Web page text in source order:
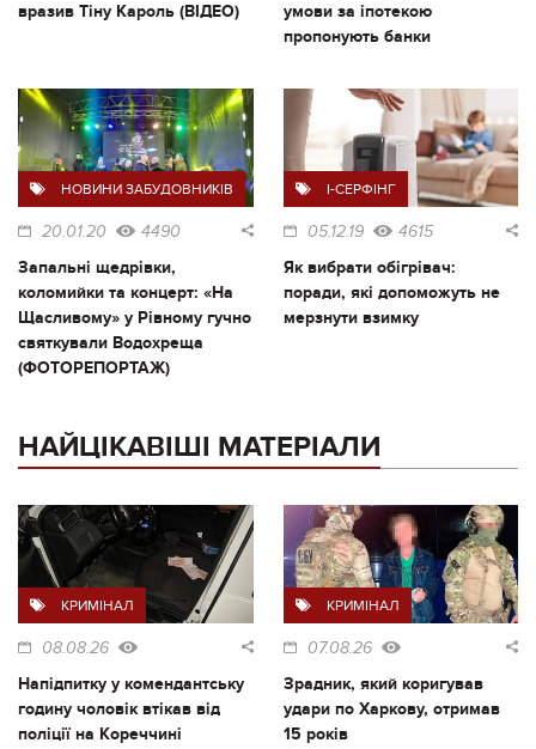
вразив Тіну Кароль (ВІДЕО)
умови за іпотекою
пропонують банки
НОВИНИ ЗАБУДОВНИКІВ
20.01.20 4490
Запальні щедрівки,
коломийки та концерт: «На
Щасливому» у Рівному гучно
святкували Водохреща
(ФОТОРЕПОРТАЖ)
I-СЕРФІНГ
05.12.19 4615
Як вибрати обігрівач:
поради, які допоможуть не
мерзнути взимку
НАЙЦІКАВІШІ МАТЕРІАЛИ
КРИМІНАЛ
08.08.26
Напідпитку у комендантську
годину чоловік втікав від
поліції на Кореччині
КРИМІНАЛ
07.08.26
Зрадник, який коригував
удари по Харкову, отримав
15 років